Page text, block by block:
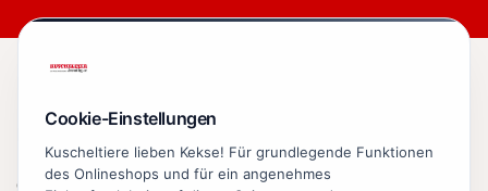
Organisatorisches
Cookie-Einstellungen
Kuscheltiere lieben Kekse! Für grundlegende Funktionen
des Onlineshops und für ein angenehmes